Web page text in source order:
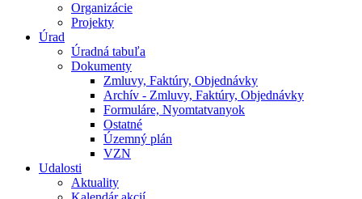
Organizácie
Projekty
Úrad
Úradná tabuľa
Dokumenty
Zmluvy, Faktúry, Objednávky
Archív - Zmluvy, Faktúry, Objednávky
Formuláre, Nyomtatvanyok
Ostatné
Územný plán
VZN
Udalosti
Aktuality